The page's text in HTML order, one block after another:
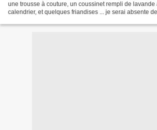
une trousse à couture, un coussinet rempli de lavande
calendrier, et quelques friandises ... je serai absente